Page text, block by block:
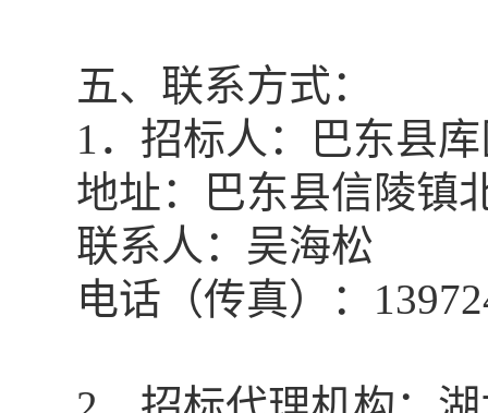
五、联系方式：
1 ．招标人：巴东县
地址：
巴东县信陵镇
联系人： 吴海松
电话（传真）：